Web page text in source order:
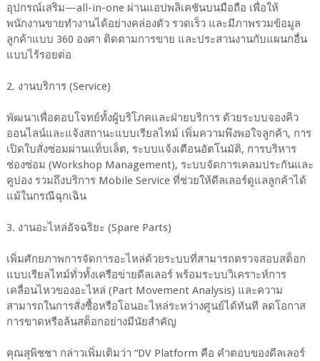
อุปกรณ์เสริม—all-in-one ผ่านแอปพลิเคชันบนมือถือ เพื่อให้
พนักงานขายทำงานได้อย่างคล่องตัว รวดเร็ว และมีภาพรวมข้อมูล
ลูกค้าแบบ 360 องศา ติดตามการขาย และประสานงานกับแผนกอื่น
แบบไร้รอยต่อ
2. งานบริการ (Service)
พัฒนาเพื่อตอบโจทย์ทั้งผู้บริโภคและฝ่ายบริการ ด้วยระบบจองคิว
ออนไลน์และแจ้งสถานะแบบเรียลไทม์ เพิ่มความพึงพอใจลูกค้า, การ
เปิดใบสั่งซ่อมผ่านแท็บเล็ต, ระบบแจ้งเตือนอัตโนมัติ, การบริหาร
ช่องซ่อม (Workshop Management), ระบบจัดการเคลมประกันและ
คูปอง รวมถึงบริการ Mobile Service ที่ช่วยให้ดีลเลอร์ดูแลลูกค้าได้
แม้ในกรณีฉุกเฉิน
3. งานอะไหล่อัจฉริยะ (Spare Parts)
เพิ่มศักยภาพการจัดการอะไหล่ด้วยระบบที่สามารถตรวจสอบสต็อก
แบบเรียลไทม์ทั่วทั้งเครือข่ายดีลเลอร์ พร้อมระบบวิเคราะห์การ
เคลื่อนไหวของอะไหล่ (Part Movement Analysis) และความ
สามารถในการสั่งซื้อหรือโอนอะไหล่ระหว่างศูนย์ได้ทันที ลดโอกาส
การขาดหรือล้นสต็อกอย่างมีนัยสำคัญ
คุณสุพิชชา กล่าวเพิ่มเติมว่า “DV Platform คือ คำตอบของดีลเลอร์